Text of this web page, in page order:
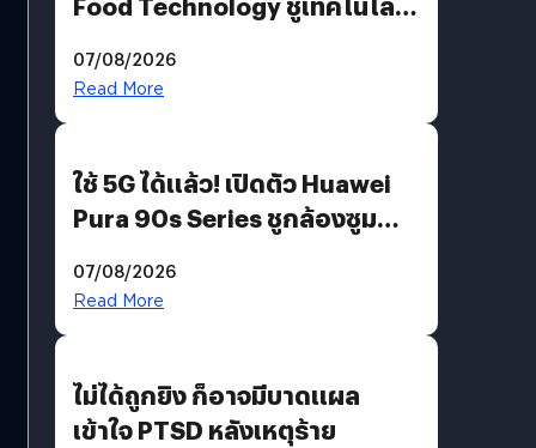
บริโภคและ B2B
07/08/2026
Read More
ใช้ 5G ได้แล้ว! เปิดตัว Huawei
Pura 90s Series ชูกล้องซูม
07/08/2026
Read More
ไม่ได้ถูกยิง ก็อาจมีบาดแผล
เข้าใจ PTSD หลังเหตุร้าย